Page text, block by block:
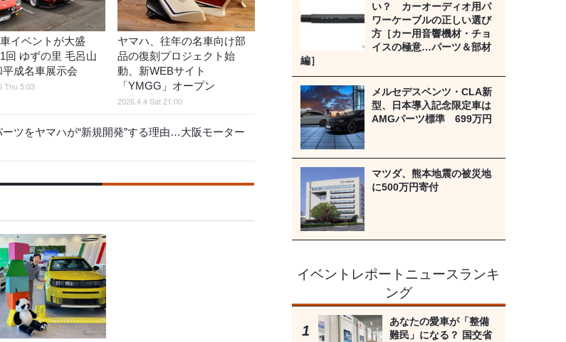
イベントが大盛
ゆずの里 毛呂山
平成名車展示会
Thu 5:03
ヤマハ、往年の名車向け部
品の復刻プロジェクト始
動、新WEBサイト
「YMGG」オープン
2026.4.4 Sat 21:00
ツをヤマハが“新規開発”する理由…大阪モーター
い？ カーオーディオ用パ
ワーケーブルの正しい選び
方［カー用音響機材・チョ
イスの極意…パーツ＆部材
編］
メルセデスベンツ・CLA新
型、日本導入記念限定車は
AMGパーツ標準 699万円
マツダ、熊本地震の被災地
に500万円寄付
イベントレポートニュースランキ
ング
あなたの愛車が「整備
難民」になる？ 国交省